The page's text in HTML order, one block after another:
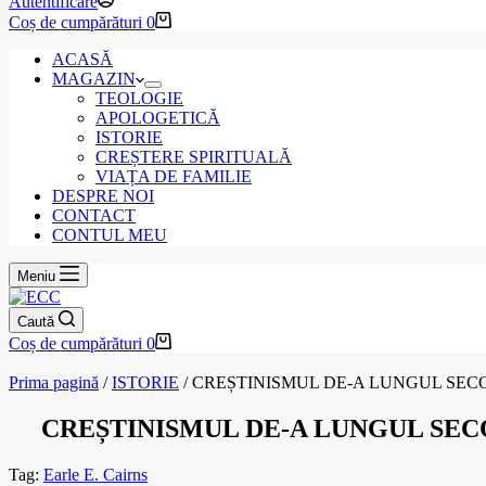
Coș de cumpărături 0
ACASĂ
MAGAZIN
TEOLOGIE
APOLOGETICĂ
ISTORIE
CREȘTERE SPIRITUALĂ
VIAȚA DE FAMILIE
DESPRE NOI
CONTACT
CONTUL MEU
Meniu
Caută
Coș de cumpărături 0
Prima pagină /ISTORIE / CREȘTINISMUL DE-A LUNGUL
CREȘTINISMUL DE-A LUNGUL
Tag: Earle E. Cairns